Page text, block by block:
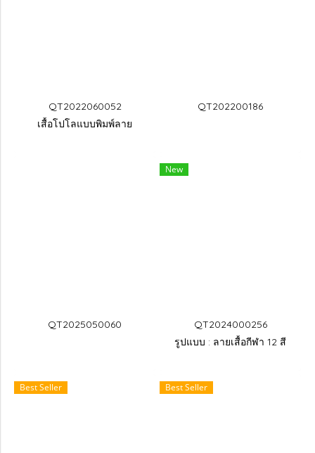
QT2022060052
เสื้อโปโลแบบพิมพ์ลาย
QT202200186
QT2025050060
New
QT2024000256
รูปแบบ : ลายเสื้อกีฬา 12 สี
Best Seller Best Seller